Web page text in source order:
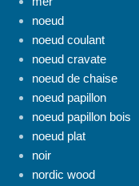
noeud
noeud coulant
noeud cravate
noeud de chaise
noeud papillon
noeud papillon bois
noeud plat
noir
nordic wood